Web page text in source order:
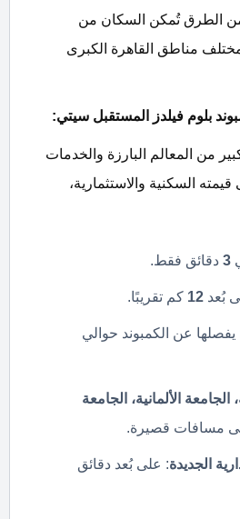
الطرق تُمكن السكان من
مناطق القاهرة الكبرى
بلوم فيلدز المستقبل سيتي:
من المعالم البارزة والخدمات
السكنية والاستثمارية،
3 دقائق فقط.
بُعد 12 كم تقريبًا.
يفصلها عن الكمبوند حوالي
الجامعة الألمانية، الجامعة
مسافات قصيرة.
الجديدة: على بُعد دقائق